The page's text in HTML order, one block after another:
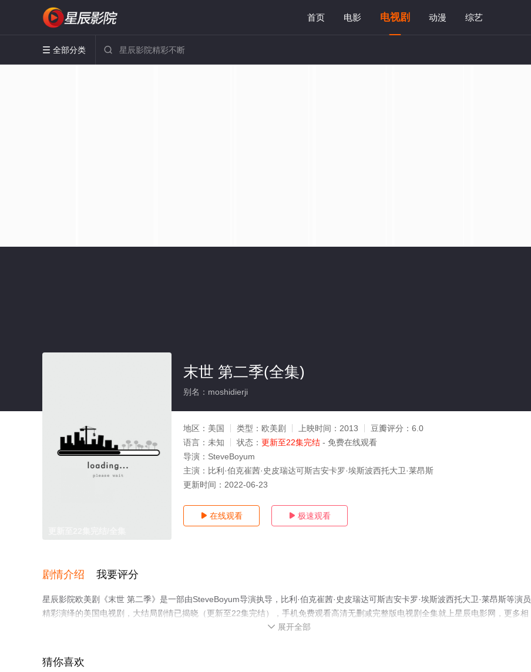
首页 电影 电视剧 动漫 综艺
 全部分类 
末世 第二季(全集)
别名：moshidierji
地区： 美国 类型： 欧美剧 上映时间： 2013 豆瓣评分： 6.0
语言： 未知 状态： 更新至22集完结 - 免费在线观看
导演： SteveBoyum
主演： 比利·伯克崔茜·史皮瑞达可斯吉安卡罗·埃斯波西托大卫·莱昂斯
更新时间： 2022-06-23
 在线观看  极速观看
剧情介绍 我要评分
星辰影院欧美剧《末世 第二季》是一部由SteveBoyum导演执导，比利·伯克崔茜·史皮瑞达可斯吉安卡罗·埃斯波西托大卫·莱昂斯等演员
精彩演绎的美国电视剧，大结局剧情已揭晓（更新至22集完结），手机免费观看高清无删减完整版电视剧全集就上星辰电影网，更多相
 展开全部
猜你喜欢